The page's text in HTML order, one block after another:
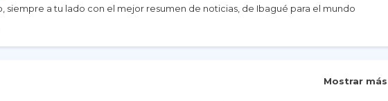
siempre a tu lado con el mejor resumen de noticias, de Ibagué para el mundo
Mostrar más